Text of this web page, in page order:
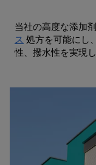
当社の高度な添加剤
ス 処方を可能にし
性、撥水性を実現